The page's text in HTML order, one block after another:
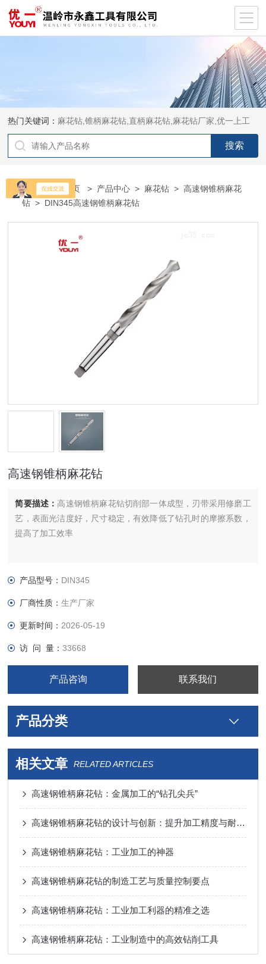
热门关键词： 麻花钻,锥柄麻花钻,直柄麻花钻,麻花钻厂家,优一上工
当前位置：首页 > 产品中心 > 麻花钻 >高速钢锥柄麻花
钻 > DIN345高速钢锥柄麻花钻
高速钢锥柄麻花钻
简要描述： 高速钢锥柄麻花钻切削部一体成型，刃带采用修磨工
艺，表面光洁度好，尺寸稳定，有效降低了钻孔时的摩擦系数，
提高了加工效率
产品型号： DIN345
厂商性质：生产厂家
更新时间： 2026-05-19
访 问 量：33668
产品咨询 联系我们
产品分类
相关文章 RELATED ARTICLES
高速钢锥柄麻花钻：金属加工的“钻孔尖兵”
高速钢锥柄麻花钻的设计与创新：提升加工精度与耐用性
高速钢锥柄麻花钻：工业加工的神器
高速钢锥柄麻花钻的制造工艺与质量控制要点
高速钢锥柄麻花钻：工业加工利器的精准之选
高速钢锥柄麻花钻：工业制造中的高效钻削工具